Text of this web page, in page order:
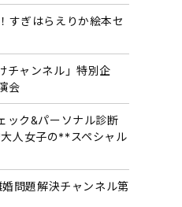
すぎはらえりか絵本セ
ャンネル」特別企
会
ック&パーソナル診断
人女子の**スペシャル
問題解決チャンネル第